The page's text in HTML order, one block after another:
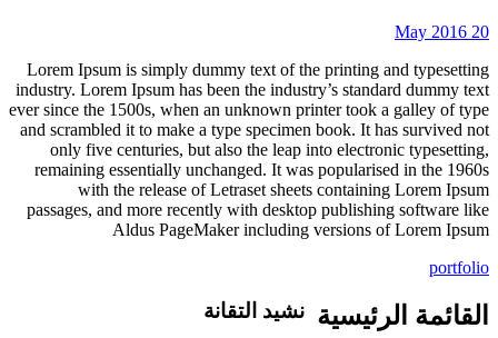
20 May 2016
Lorem Ipsum is simply dummy text of the printing and typesetting
industry. Lorem Ipsum has been the industry’s standard dummy text
ever since the 1500s, when an unknown printer took a galley of type
and scrambled it to make a type specimen book. It has survived not
only five centuries, but also the leap into electronic typesetting,
remaining essentially unchanged. It was popularised in the 1960s
with the release of Letraset sheets containing Lorem Ipsum
passages, and more recently with desktop publishing software like
Aldus PageMaker including versions of Lorem Ipsum
portfolio
القائمة الرئيسية نشيد التقانة